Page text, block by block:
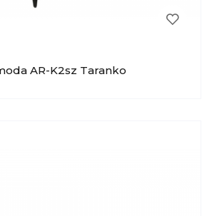
AR-K2sz Taranko